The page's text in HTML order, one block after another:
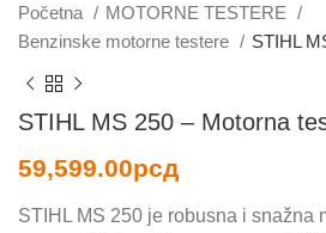
Početna
MOTORNE TESTERE
Benzinske motorne testere
STIHL
STIHL MS 250 – Motorna
59,599.00рсд
STIHL MS 250 je robusna i snažna